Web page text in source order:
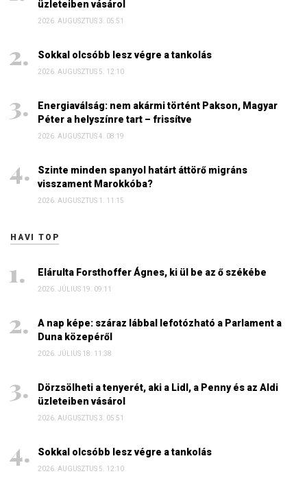
üzleteiben vásárol
2026. AUGUSZTUS 3. 05:51
Sokkal olcsóbb lesz végre a tankolás
2026. AUGUSZTUS 5. 12:10
Energiaválság: nem akármi történt Pakson, Magyar
Péter a helyszínre tart – frissítve
2026. AUGUSZTUS 4. 08:19
Szinte minden spanyol határt áttörő migráns
visszament Marokkóba?
2026. AUGUSZTUS 1. 11:15
HAVI TOP
Elárulta Forsthoffer Ágnes, ki ül be az ő székébe
2026. JÚLIUS 19. 09:11
A nap képe: száraz lábbal lefotózható a Parlament a
Duna közepéről
2026. JÚLIUS 18. 11:38
Dörzsölheti a tenyerét, aki a Lidl, a Penny és az Aldi
üzleteiben vásárol
2026. AUGUSZTUS 3. 05:51
Sokkal olcsóbb lesz végre a tankolás
2026. AUGUSZTUS 5. 12:10